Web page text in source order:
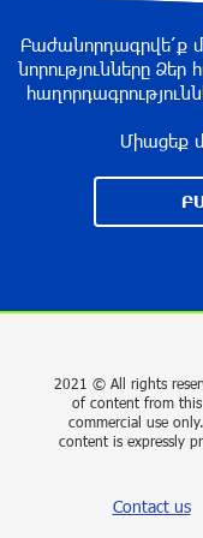
“Past”:
Privileged
With a
Concert
Andron
World
Բաժանորդագրվե՛ք
նորությունները
Միացեք
2021 © All rights
of content from
commercial use
content is expressly
Contact us